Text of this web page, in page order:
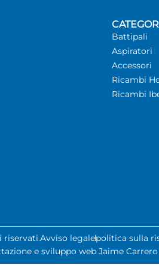
Battipali
Aspiratori
Accessori
Ricambi
Ricambi
riservati.Avviso legalepolitica sulla
e sviluppo web Jaime Carrero